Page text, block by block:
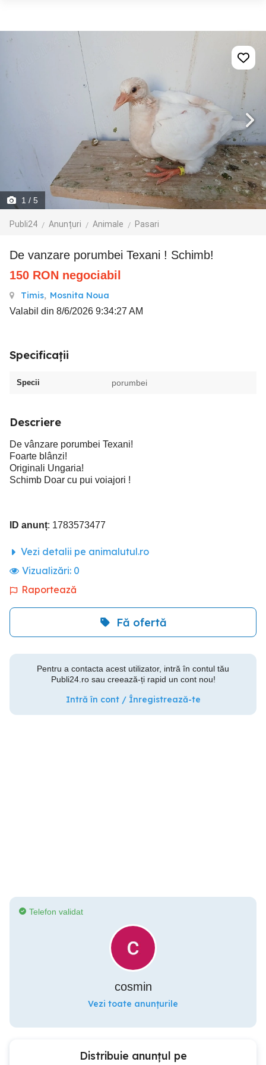
1 / 5
Publi24 Anunțuri Animale Pasari
De vanzare porumbei Texani ! Schimb!
150 RON negociabil
Timis, Mosnita Noua
Valabil din 8/6/2026 9:34:27 AM
Specificații
Specii porumbei
Descriere
De vânzare porumbei Texani!
Foarte blânzi!
Originali Ungaria!
Schimb Doar cu pui voiajori !
ID anunț: 1783573477
Vezi detalii pe animalutul.ro
Vizualizări: 0
Raportează
Fă ofertă
Pentru a contacta acest utilizator, intră în contul tău
Publi24.ro sau creează-ți rapid un cont nou!
Intră în cont / Înregistrează-te
Telefon validat
cosmin
Vezi toate anunțurile
Distribuie anunțul pe